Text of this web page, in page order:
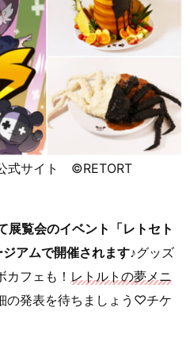
式サイト ©RETORT
展覧会のイベント「レトセト
アムで開催されます♪グッズ
フェも！ レトルトの夢メニ
の発表を待ちましょう♡チケ